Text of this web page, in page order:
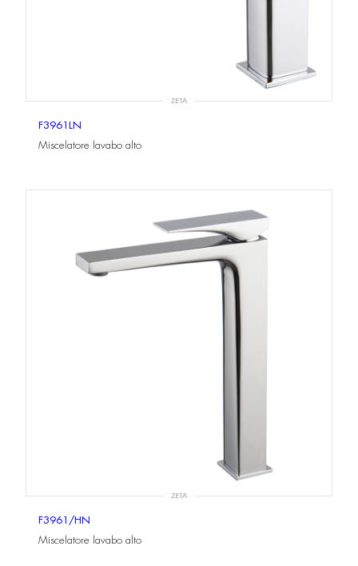
ZETA
F3961LN
Miscelatore lavabo alto
ZETA
F3961/HN
Miscelatore lavabo alto